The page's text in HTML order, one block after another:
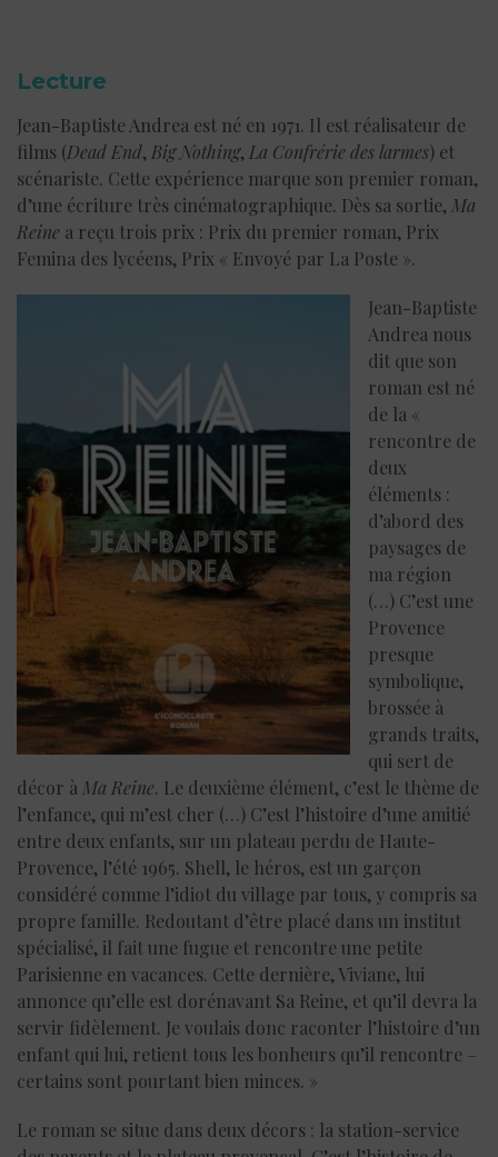
Lecture
Jean-Baptiste Andrea est né en 1971. Il est réalisateur de
films (Dead End, Big Nothing, La Confrérie des larmes) et
scénariste. Cette expérience marque son premier roman,
d’une écriture très cinématographique. Dès sa sortie, Ma
Reine a reçu trois prix : Prix du premier roman, Prix
Femina des lycéens, Prix « Envoyé par La Poste ».
Jean-Baptiste
Andrea nous
dit que son
roman est né
de la «
rencontre de
deux
éléments :
d’abord des
paysages de
ma région
(…) C’est une
Provence
presque
symbolique,
brossée à
grands traits,
qui sert de
décor à Ma Reine. Le deuxième élément, c’est le thème de
l’enfance, qui m’est cher (…) C’est l’histoire d’une amitié
entre deux enfants, sur un plateau perdu de Haute-
Provence, l’été 1965. Shell, le héros, est un garçon
considéré comme l’idiot du village par tous, y compris sa
propre famille. Redoutant d’être placé dans un institut
spécialisé, il fait une fugue et rencontre une petite
Parisienne en vacances. Cette dernière, Viviane, lui
annonce qu’elle est dorénavant Sa Reine, et qu’il devra la
servir fidèlement. Je voulais donc raconter l’histoire d’un
enfant qui lui, retient tous les bonheurs qu’il rencontre –
certains sont pourtant bien minces. »
Le roman se situe dans deux décors : la station-service